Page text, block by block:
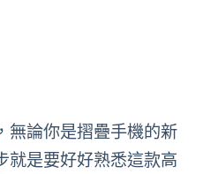
，無論你是摺疊手機的新
就是要好好熟悉這款高